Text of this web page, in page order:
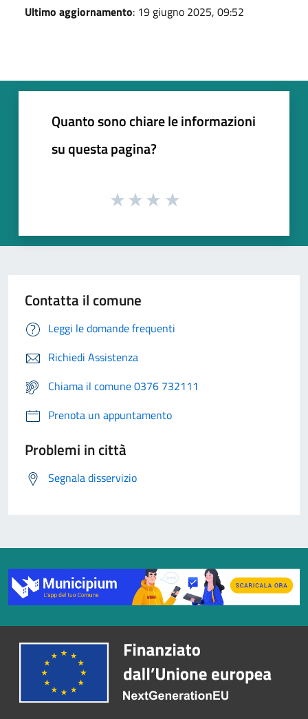
Ultimo aggiornamento: 19 giugno 2025, 09:52
Quanto sono chiare le informazioni
su questa pagina?
Contatta il comune
Leggi le domande frequenti
Richiedi Assistenza
Chiama il comune 0376 732111
Prenota un appuntamento
Problemi in città
Segnala disservizio